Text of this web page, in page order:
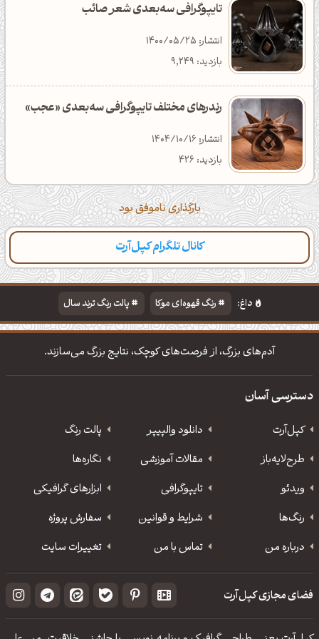
تایپوگرافی سه‌بعدی شعر صائب
انتشار: 1400/05/25
بازدید: 9,249
رندرهای مختلف تایپوگرافی سه‌بعدی «عجب»
انتشار: 1404/10/16
بازدید: 426
بارگذاری ناموفق بود
کانال تلگرام کپل‌آرت
دسته‌بندی مطالب تازه تایپوگرافی پالت‌ها
داغ: رنگ قهوه‌ای موکا
پالت رنگ ترند سال
دانلود والپیپر مذهبی
تایپوگرافی شعر مولانا
آدم‌های بزرگ، از فرصت‌های کوچک، نتایج بزرگ می‌سازند.
دسترسی آسان
کپل‌آرت دانلود‌ والپیپر
پالت رنگ
طرح‌لایه‌باز
مقالات آموزشی
نگاره‌ها
ویدئو
‌تایپوگرافی
ابزارهای گرافیکی
رنگ‌ها
شرایط و قوانین
سفارش پروژه
درباره من
تماس با من تغییرات سایت
فضای مجازی کپل‌آرت